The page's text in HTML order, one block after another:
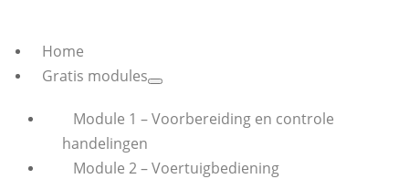
Home
Gratis modules
Module 1 – Voorbereiding en controle
handelingen
Module 2 – Voertuigbediening